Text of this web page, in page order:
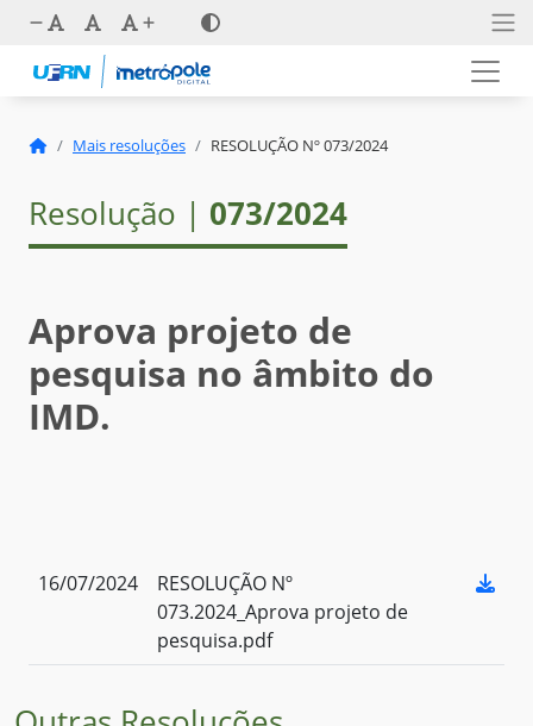
Mais resoluções RESOLUÇÃO Nº 073/2024
Resolução | 073/2024
Aprova projeto de
pesquisa no âmbito do
IMD.
16/07/2024
RESOLUÇÃO Nº
073.2024_Aprova projeto de
pesquisa.pdf